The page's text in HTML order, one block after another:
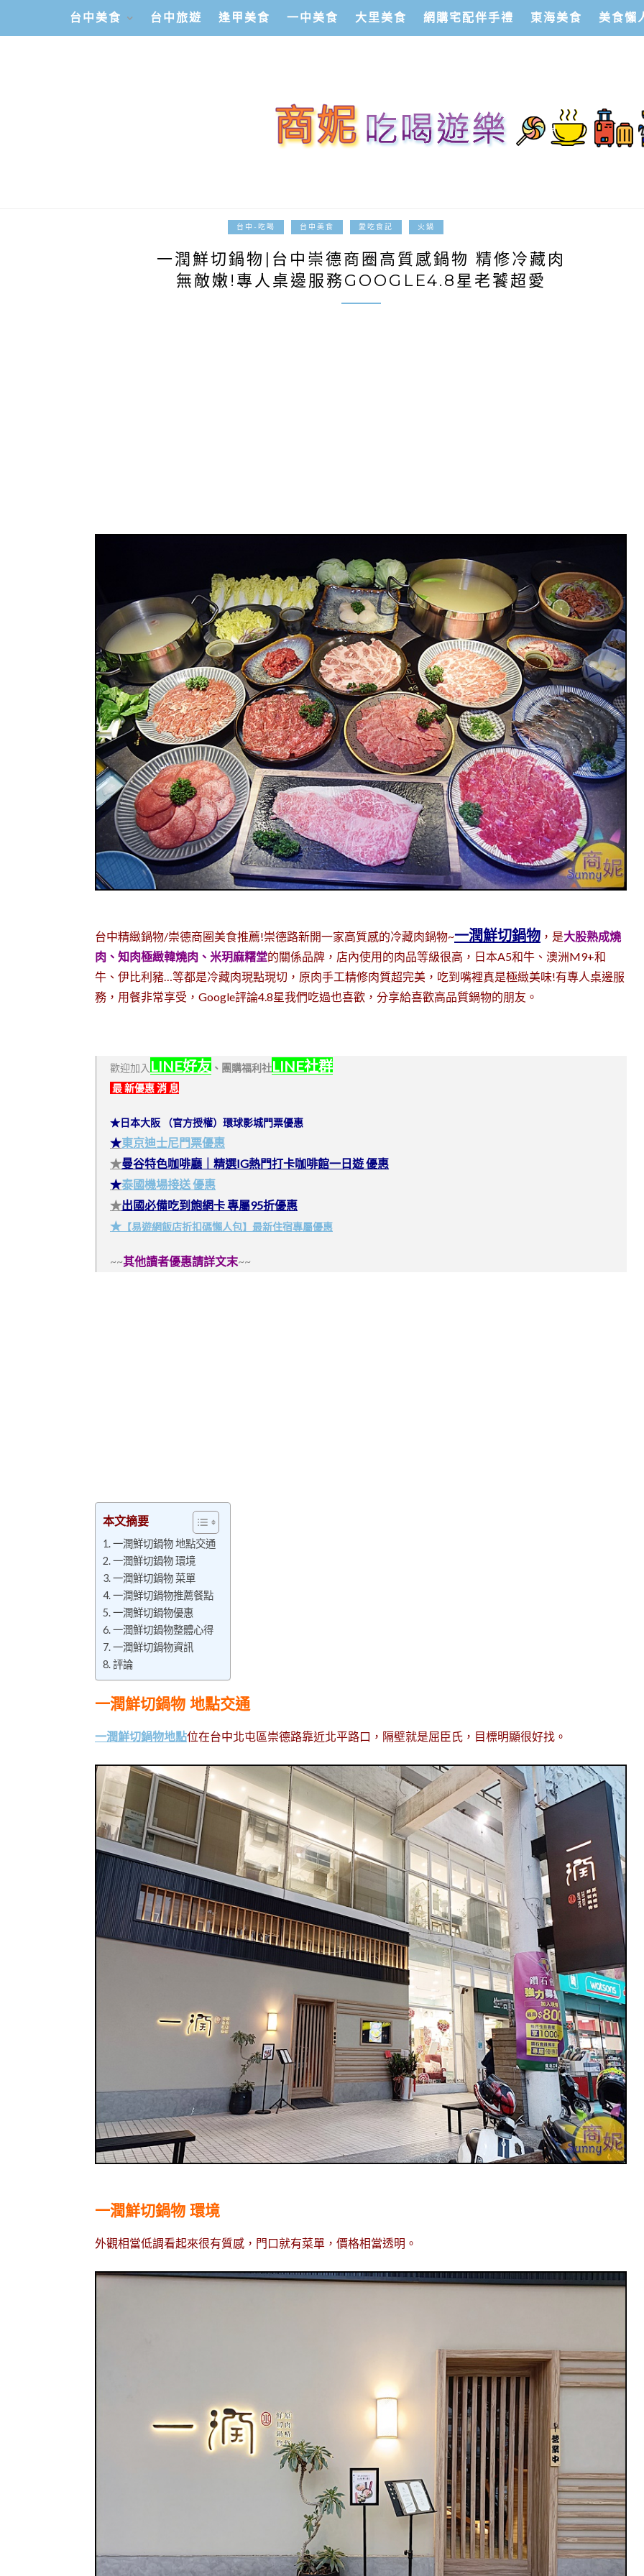
台中美食 台中旅遊 逢甲美食 一中美食 大里美食 網購宅配伴手禮 東海美食 美食懶
台中-吃喝 台中美食 愛吃食記 火鍋
一潤鮮切鍋物|台中崇德商圈高質感鍋物 精修冷藏肉
無敵嫩!專人桌邊服務GOOGLE4.8星老饕超愛
台中精緻鍋物/崇德商圈美食推薦!崇德路新開一家高質感的冷藏肉鍋物~一潤鮮切鍋物 ，是大股熟成燒
肉、知肉極緻韓燒肉、米玥麻糬堂的關係品牌，店內使用的肉品等級很高，日本A5和牛、澳洲M9+和
牛、伊比利豬…等都是冷藏肉現點現切，原肉手工精修肉質超完美，吃到嘴裡真是極緻美味!有專人桌邊服
務，用餐非常享受，Google評論4.8星我們吃過也喜歡，分享給喜歡高品質鍋物的朋友。
歡迎加入 LINE好友 、 團購福利社LINE社群
最 新優惠 消 息
★日本大阪 （官方授權）環球影城門票優惠
★東京迪士尼門票優惠
★曼谷特色咖啡廳｜精選IG熱門打卡咖啡館一日遊 優惠
★泰國機場接送 優惠
★出國必備吃到飽網卡 專屬95折優惠
★ 【易遊網飯店折扣碼懶人包】最新住宿專屬優惠
~~其他讀者優惠請詳文末~~
本文摘要
一潤鮮切鍋物 地點交通
一潤鮮切鍋物 環境
一潤鮮切鍋物 菜單
一潤鮮切鍋物推薦餐點
一潤鮮切鍋物優惠
一潤鮮切鍋物整體心得
一潤鮮切鍋物資訊
評論
一潤鮮切鍋物 地點交通
一潤鮮切鍋物地點位在台中北屯區崇德路靠近北平路口，隔壁就是屈臣氏，目標明顯很好找。
一潤鮮切鍋物 環境
外觀相當低調看起來很有質感，門口就有菜單，價格相當透明。